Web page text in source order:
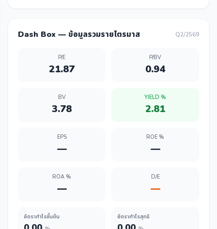
Dash Box — ข้อมูลรวมรายไตรมาส Q2/2569
P/E
21.87
P/BV
0.94
BV
3.78
YIELD %
2.81
EPS
—
ROE %
—
ROA %
—
D/E
—
อัตรากำไรขั้นต้น อัตรากำไรสุทธิ